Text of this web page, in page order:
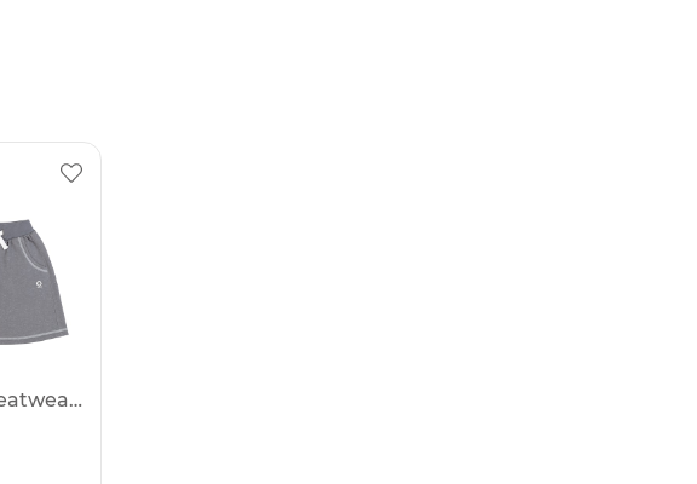
Skirt Sweatwear -50%